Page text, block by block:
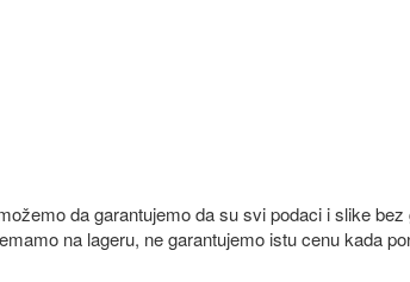
da garantujemo da su svi podaci i slike
na lageru, ne garantujemo istu cenu kada